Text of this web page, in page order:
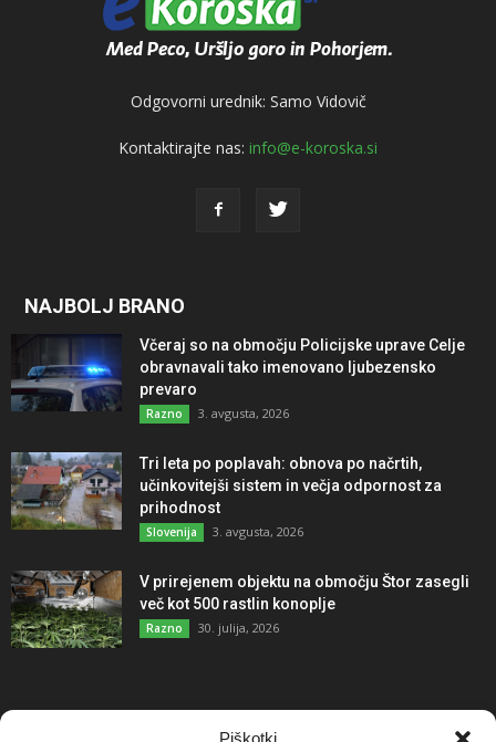
Piškotki
Odgovorni urednik: Samo Vidovič
Kontaktirajte nas: info@e-koroska.si
NAJBOLJ BRANO
Včeraj so na območju Policijske uprave Celje
obravnavali tako imenovano ljubezensko
prevaro
Razno 3. avgusta, 2026
Tri leta po poplavah: obnova po načrtih,
učinkovitejši sistem in večja odpornost za
prihodnost
Slovenija 3. avgusta, 2026
V prirejenem objektu na območju Štor zasegli
več kot 500 rastlin konoplje
Razno 30. julija, 2026
NAJBOLJ KOMENTIRANO